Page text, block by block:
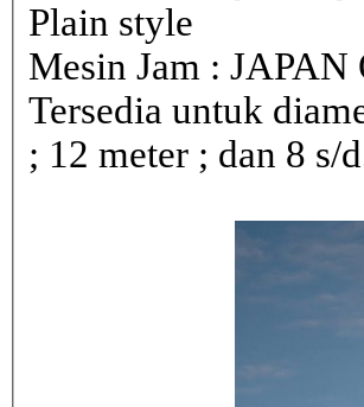
Plain style
Mesin Jam :
Tersedia untuk
; 12 meter ; dan 8 s/